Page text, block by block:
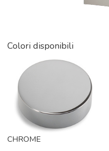
Colori disponibili
CHROME